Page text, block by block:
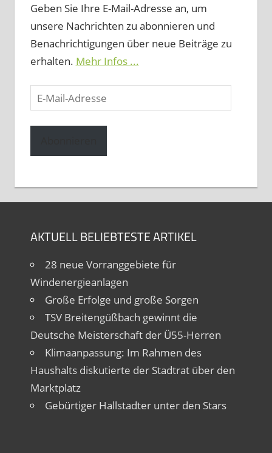
Geben Sie Ihre E-Mail-Adresse an, um
unsere Nachrichten zu abonnieren und
Benachrichtigungen über neue Beiträge zu
erhalten. Mehr Infos ...
E-
Mail-
Adresse
AKTUELL BELIEBTESTE ARTIKEL
28 neue Vorranggebiete für
Windenergieanlagen
Große Erfolge und große Sorgen
TSV Breitengüßbach gewinnt die
Deutsche Meisterschaft der Ü55-Herren
Klimaanpassung: Im Rahmen des
Haushalts diskutierte der Stadtrat über den
Marktplatz
Gebürtiger Hallstadter unter den Stars